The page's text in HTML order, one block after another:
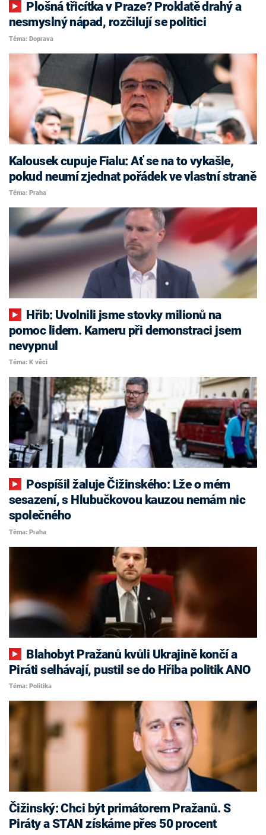
nesmyslný nápad, rozčilují se politici
Téma: Doprava
Kalousek cupuje Fialu: Ať se na to vykašle,
pokud neumí zjednat pořádek ve vlastní straně
Téma: Praha
pomoc lidem. Kameru při demonstraci jsem
nevypnul
Téma: K věci
sesazení, s Hlubučkovou kauzou nemám nic
společného
Téma: Praha
Piráti selhávají, pustil se do Hřiba politik ANO
Téma: Politika
Čižinský: Chci být primátorem Pražanů. S
Piráty a STAN získáme přes 50 procent